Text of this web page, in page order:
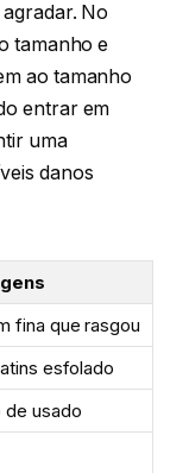
No
tamanho e
ao tamanho
entrar em
uma
danos
fina que rasgou
esfolado
de usado